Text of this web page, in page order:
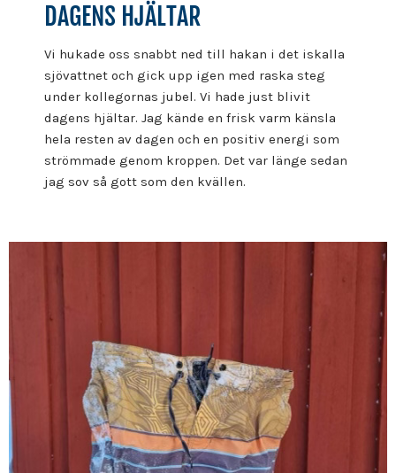
DAGENS HJÄLTAR
Vi hukade oss snabbt ned till hakan i det iskalla
sjövattnet och gick upp igen med raska steg
under kollegornas jubel. Vi hade just blivit
dagens hjältar. Jag kände en frisk varm känsla
hela resten av dagen och en positiv energi som
strömmade genom kroppen. Det var länge sedan
jag sov så gott som den kvällen.